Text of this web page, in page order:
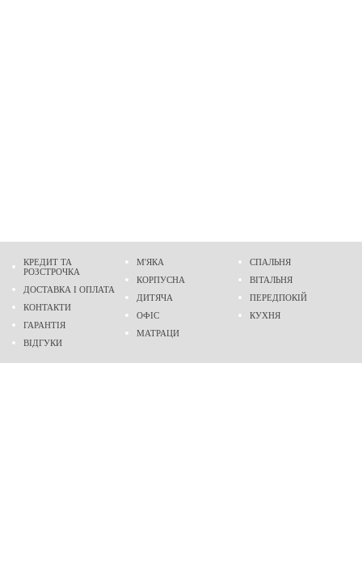
КРЕДИТ ТА
РОЗСТРОЧКА
ДОСТАВКА І ОПЛАТА
КОНТАКТИ
ГАРАНТІЯ
ВІДГУКИ
М'ЯКА
КОРПУСНА
ДИТЯЧА
ОФІС
МАТРАЦИ
СПАЛЬНЯ
ВІТАЛЬНЯ
ПЕРЕДПОКІЙ
КУХНЯ